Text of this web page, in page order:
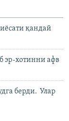
қандай
эр-хотинни афв
берди. Улар